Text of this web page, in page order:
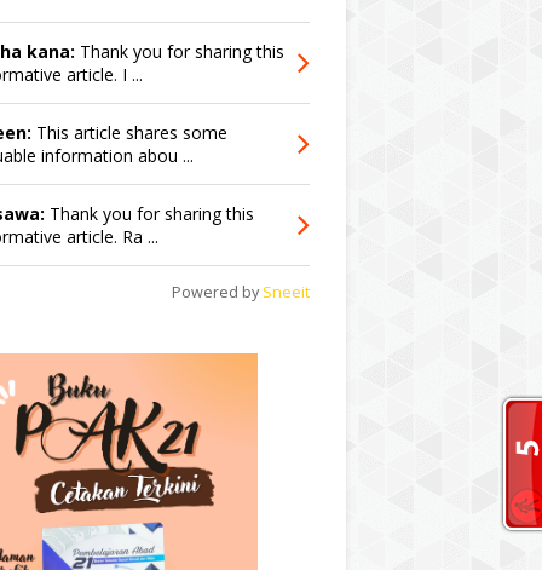
kana: Thank you for sharing this
article. I ...
This article shares some
information abou ...
Thank you for sharing this
article. Ra ...
Powered by Sneeit